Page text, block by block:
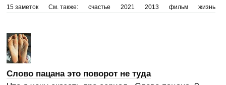
15 заметок См. также: счастье 2021 2013 фильм жизнь
Слово пацана это поворот не туда